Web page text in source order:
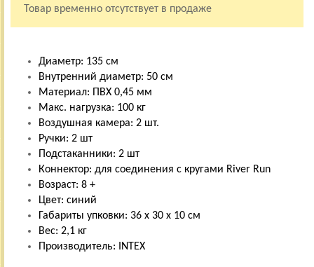
Товар временно отсутствует в продаже
Диаметр: 135 см
Внутренний диаметр: 50 см
Материал: ПВХ 0,45 мм
Макс. нагрузка: 100 кг
Воздушная камера: 2 шт.
Ручки: 2 шт
Подстаканники: 2 шт
Коннектор: для соединения с кругами River Run
Возраст: 8 +
Цвет: синий
Габариты упковки: 36 х 30 х 10 см
Вес: 2,1 кг
Производитель: INTEX